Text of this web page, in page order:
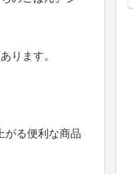
ります。
がる便利な商品